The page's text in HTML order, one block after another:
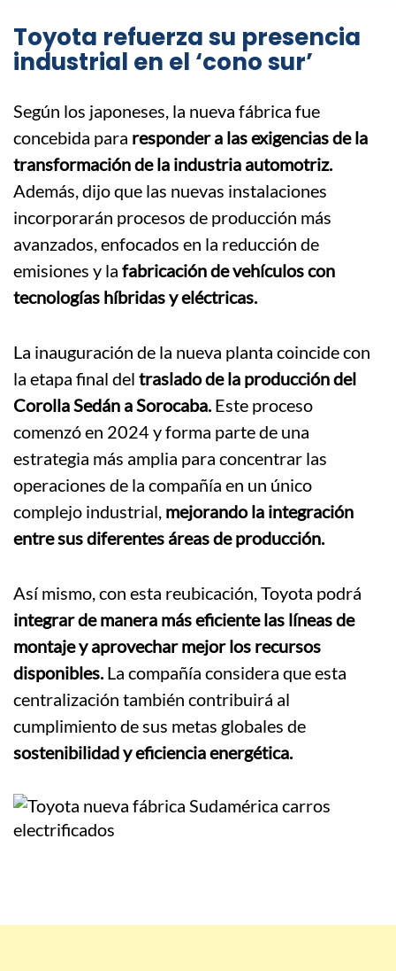
Toyota refuerza su presencia
industrial en el ‘cono sur’
Según los japoneses, la nueva fábrica fue
concebida para responder a las exigencias de la
transformación de la industria automotriz.
Además, dijo que las nuevas instalaciones
incorporarán procesos de producción más
avanzados, enfocados en la reducción de
emisiones y la fabricación de vehículos con
tecnologías híbridas y eléctricas.
La inauguración de la nueva planta coincide con
la etapa final del traslado de la producción del
Corolla Sedán a Sorocaba.Este proceso
comenzó en 2024 y forma parte de una
estrategia más amplia para concentrar las
operaciones de la compañía en un único
complejo industrial, mejorando la integración
entre sus diferentes áreas de producción.
Así mismo, con esta reubicación, Toyota podrá
integrar de manera más eficiente las líneas de
montaje y aprovechar mejor los recursos
disponibles.La compañía considera que esta
centralización también contribuirá al
cumplimiento de sus metas globales de
sostenibilidad y eficiencia energética.